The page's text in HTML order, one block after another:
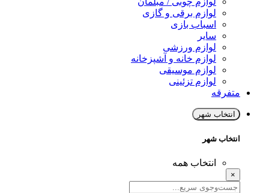
لوازم برقی و گازی
اسباب بازی
سایر
لوازم ورزشی
لوازم خانه و آشپزخانه
لوازم موسیقی
لوازم تزئینی
متفرقه
انتخاب شهر
انتخاب شهر
انتخاب همه
×